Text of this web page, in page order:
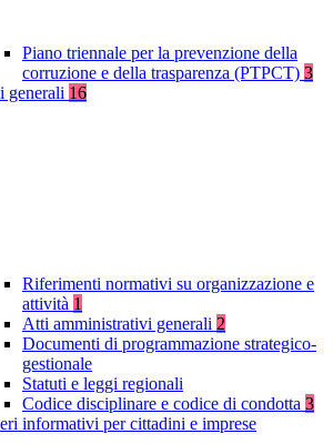
Piano triennale per la prevenzione della
corruzione e della trasparenza (PTPCT) 3
generali 16
Riferimenti normativi su organizzazione e
attività 1
Atti amministrativi generali 2
Documenti di programmazione strategico-
gestionale
Statuti e leggi regionali
Codice disciplinare e codice di condotta 3
informativi per cittadini e imprese